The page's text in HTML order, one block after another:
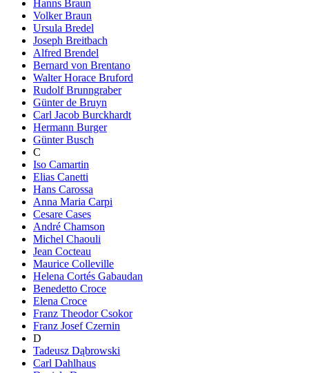
Hanns Braun
Volker Braun
Ursula Bredel
Joseph Breitbach
Alfred Brendel
Bernard von Brentano
Walter Horace Bruford
Rudolf Brunngraber
Günter de Bruyn
Carl Jacob Burckhardt
Hermann Burger
Günter Busch
C
Iso Camartin
Elias Canetti
Hans Carossa
Anna Maria Carpi
Cesare Cases
André Chamson
Michel Chaouli
Jean Cocteau
Maurice Colleville
Helena Cortés Gabaudan
Benedetto Croce
Elena Croce
Franz Theodor Csokor
Franz Josef Czernin
D
Tadeusz Dąbrowski
Carl Dahlhaus